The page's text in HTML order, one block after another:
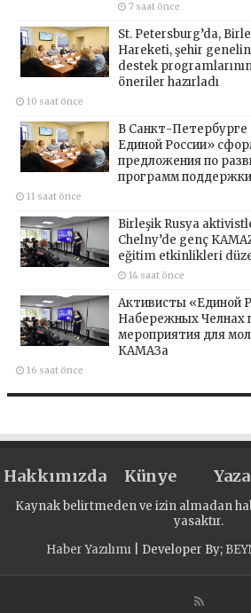
7 saat önce
St. Petersburg’da,
Hareketi, şehir
destek
öneriler hazırladı
10 saat önce
В Санкт-
Единой России»
предложения по
программ
11 saat önce
Birleşik Rusya
Chelny’de genç
eğitim etkinlikleri
14 saat önce
Активисты «Единой
Набережных Челнах
мероприятия для
КАМАЗа
16 saat önce
Hakkımızda Künye
Kaynak belirtmeden ve izin almadan
yasaktır.
Haber Yazılımı| Developer By;